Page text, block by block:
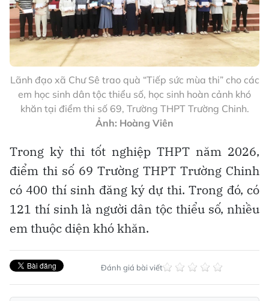
Lãnh đạo xã Chư Sê trao quà “Tiếp sức mùa thi” cho các
em học sinh dân tộc thiểu số, học sinh hoàn cảnh khó
khăn tại điểm thi số 69, Trường THPT Trường Chinh.
Ảnh: Hoàng Viên
Trong kỳ thi tốt nghiệp THPT năm 2026,
điểm thi số 69 Trường THPT Trường Chinh
có 400 thí sinh đăng ký dự thi. Trong đó, có
121 thí sinh là người dân tộc thiểu số, nhiều
em thuộc diện khó khăn.
Đánh giá bài viết